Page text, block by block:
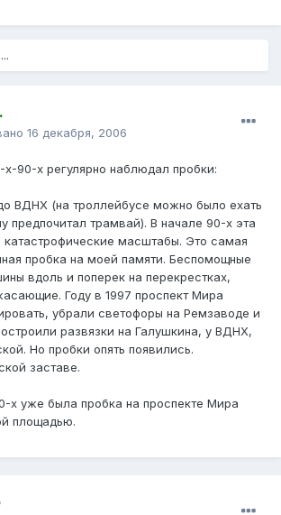
16 декабря, 2006
90-х регулярно наблюдал пробки:
ВДНХ (на троллейбусе можно было ехать
предпочитал трамвай). В начале 90-х эта
катастрофические масштабы. Это самая
пробка на моей памяти. Беспомощные
вдоль и поперек на перекрестках,
Году в 1997 проспект Мира
убрали светофоры на Ремзаводе и
развязки на Галушкина, у ВДНХ,
Но пробки опять появились.
заставе.
х уже была пробка на проспекте Мира
площадью.